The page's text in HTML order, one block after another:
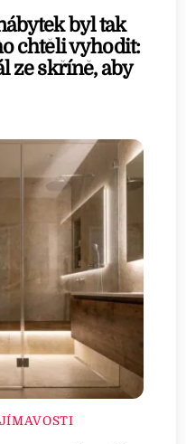
byl tak
chtěli vyhodit:
ze skříně, aby